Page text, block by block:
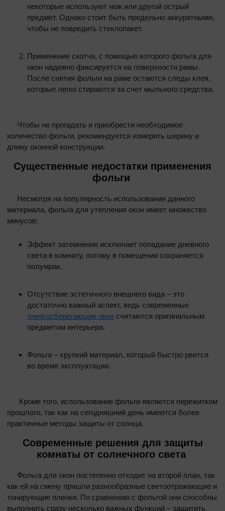
некоторые используют нож или другой острый
предмет. Однако стоит быть предельно аккуратными,
чтобы не повредить стеклопакет.
Применение скотча, с помощью которого фольга для
окон надежно фиксируется на поверхности рамы.
После снятия фольги на раме остаются следы клея,
которые легко стираются за счет мыльного средства.
Чтобы не прогадать и приобрести необходимое
количество фольги, рекомендуется измерить ширину и
длину оконной конструкции.
Существенные недостатки применения
фольги
Несмотря на популярность использования данного
материала, фольга для утепления окон имеет множество
минусов:
Эффект затемнения исключает попадание дневного
света в комнату, потому в помещении сохраняется
полумрак.
Отсутствие эстетичного внешнего вида – это
достаточно важный аспект, ведь современные
энергосберегающие окна считаются оригинальным
предметом интерьера.
Фольга – хрупкий материал, который быстро рвется
во время эксплуатации.
Кроме того, использование фольги является пережитком
прошлого, так как на сегодняшний день имеются более
практичные методы защиты от солнца.
Современные решения для защиты
комнаты от солнечного света
Фольга для окон постепенно отходит на второй план, так
как ей на смену пришли разнообразные светоотражающие и
тонирующие пленки. По сравнению с фольгой они способны
выполнить сразу несколько важных функций – защитить